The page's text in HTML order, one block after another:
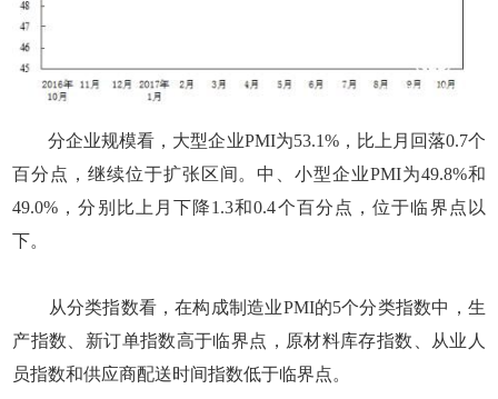
分企业规模看，大型企业PMI为53.1%，比上月回落0.7个
百分点，继续位于扩张区间。中、小型企业PMI为49.8%和
49.0%，分别比上月下降1.3和0.4个百分点，位于临界点以
下。
从分类指数看，在构成制造业PMI的5个分类指数中，生
产指数、新订单指数高于临界点，原材料库存指数、从业人
员指数和供应商配送时间指数低于临界点。